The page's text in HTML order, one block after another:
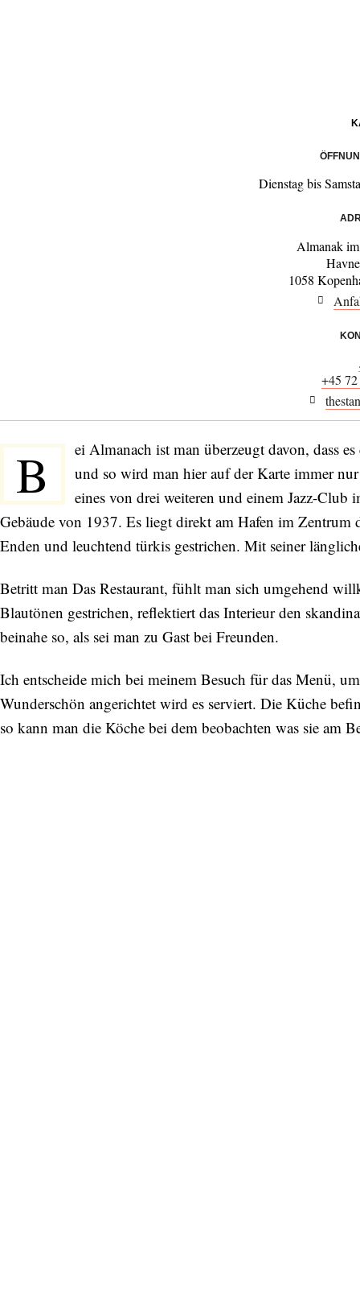
Dienstag bis
Almanak
1058
+45
B
ei Almanach ist man überzeugt davon, dass
und so wird man hier auf der Karte immer
eines von drei weiteren und einem Jazz-
Gebäude von 1937. Es liegt direkt am Hafen im Zentrum
Enden und leuchtend türkis gestrichen. Mit seiner
Betritt man Das Restaurant, fühlt man sich umgehend
Blautönen gestrichen, reflektiert das Interieur den
beinahe so, als sei man zu Gast bei Freunden.
Ich entscheide mich bei meinem Besuch für das Menü,
Wunderschön angerichtet wird es serviert. Die Küche
so kann man die Köche bei dem beobachten was sie am